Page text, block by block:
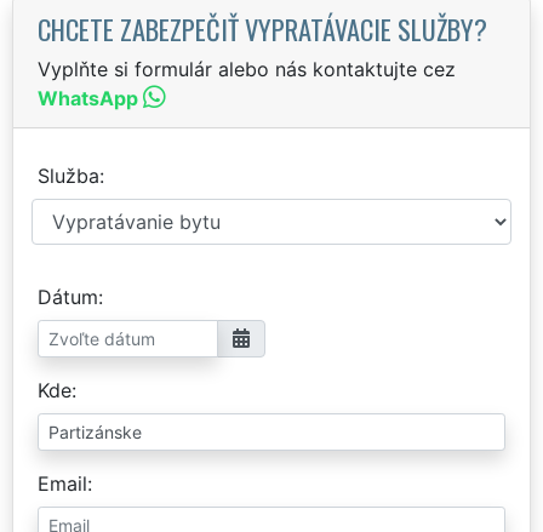
CHCETE ZABEZPEČIŤ VYPRATÁVACIE SLUŽBY?
Vyplňte si formulár alebo nás kontaktujte cez
WhatsApp
Služba
Dátum
Kde
Email